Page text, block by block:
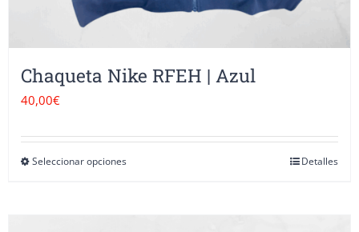
producto
Chaqueta Nike RFEH | Azul
40,00€
Seleccionar opcionesEste
tiene
Detalles